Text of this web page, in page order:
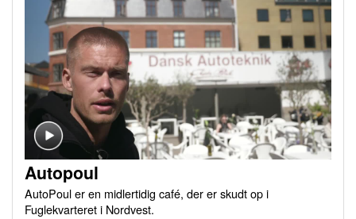
Autopoul
AutoPoul er en midlertidig café, der er skudt op i
Fuglekvarteret i Nordvest.